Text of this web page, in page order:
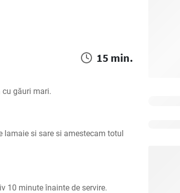
15 min.
găuri mari.
lamaie si sare si amestecam totul
10 minute înainte de servire.